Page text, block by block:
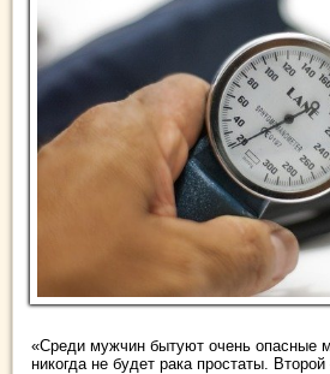
«Среди мужчин бытуют очень
никогда не будет рака простаты.